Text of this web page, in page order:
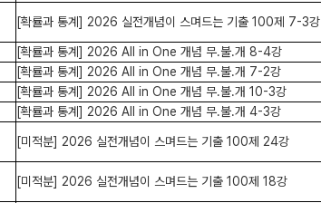
[확률과 통계] 2026 실전개념이 스며드는 기출 100제 7-3강
[확률과 통계] 2026 All in One 개념 무.불.개 8-4강
[확률과 통계] 2026 All in One 개념 무.불.개 7-2강
[확률과 통계] 2026 All in One 개념 무.불.개 10-3강
[확률과 통계] 2026 All in One 개념 무.불.개 4-3강
[미적분] 2026 실전개념이 스며드는 기출 100제 24강
[미적분] 2026 실전개념이 스며드는 기출 100제 18강